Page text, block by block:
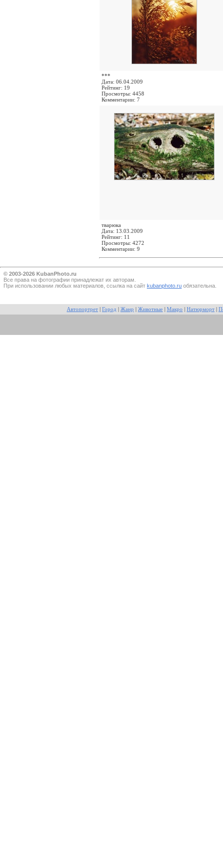
***
Дата: 06.04.2009
Рейтинг: 19
Просмотры: 4458
Комментарии: 7
тварюка
Дата: 13.03.2009
Рейтинг: 11
Просмотры: 4272
Комментарии: 9
© 2003-2026 KubanPhoto.ru
Все прaва на фотографии принадлежат их авторам.
При использовании любых материалов, ссылка на сайт kubanphoto.ru обязательна.
Автопортрет Город Жанр Животные Макро Натюрморт